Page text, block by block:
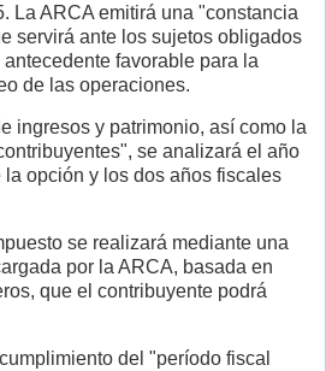
La ARCA emitirá una "constancia
servirá ante los sujetos obligados
favorable para la
de las operaciones.
ingresos y patrimonio, así como la
se analizará el año
opción y los dos años fiscales
se realizará mediante una
por la ARCA, basada en
que el contribuyente podrá
del "período fiscal